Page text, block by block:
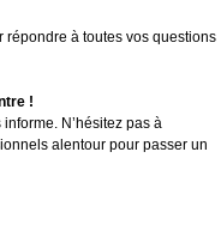
répondre à toutes vos questions
!
N’hésitez pas à
alentour pour passer un